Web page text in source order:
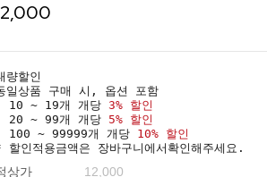
량할인
일상품 구매 시, 옵션 포함
10 ~ 19개 개당 3% 할인
20 ~ 99개 개당 5% 할인
100 ~ 99999개 개당 10% 할인
할인적용금액은 장바구니에서확인해주세요.
상가 12,000